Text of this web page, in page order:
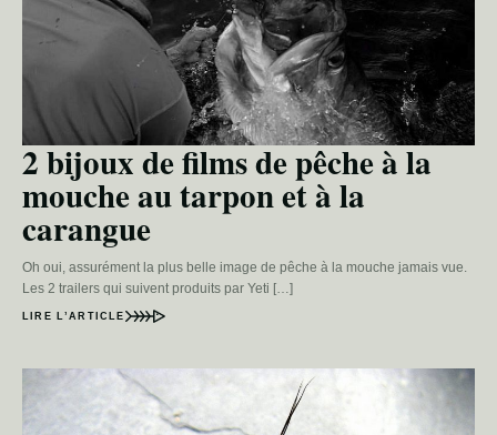
2 bijoux de films de pêche à la
mouche au tarpon et à la
carangue
Oh oui, assurément la plus belle image de pêche à la mouche jamais vue.
Les 2 trailers qui suivent produits par Yeti […]
LIRE L’ARTICLE